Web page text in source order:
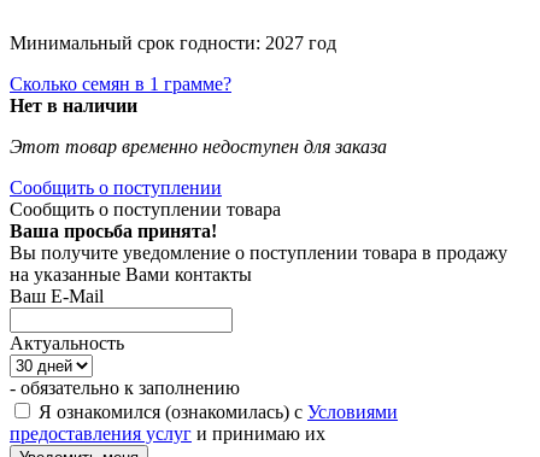
Минимальный срок годности: 2027 год
Сколько семян в 1 грамме?
Нет в наличии
Этот товар временно недоступен для заказа
Сообщить о поступлении
Сообщить о поступлении товара
Ваша просьба принята!
Вы получите уведомление о поступлении товара в продажу
на указанные Вами контакты
Ваш E-Mail
Актуальность
- обязательно к заполнению
Я ознакомился (ознакомилась) с Условиями
предоставления услуг и принимаю их